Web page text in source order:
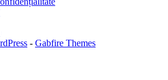
- Gabfire Themes